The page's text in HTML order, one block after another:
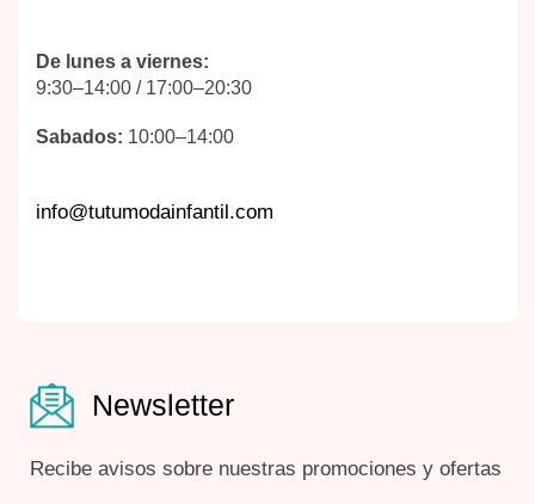
De lunes a viernes:
9:30–14:00 / 17:00–20:30
Sabados: 10:00–14:00
info@tutumodainfantil.com
Newsletter
Recibe avisos sobre nuestras promociones y ofertas